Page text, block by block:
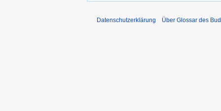
Datenschutzerklärung Über Glossar des